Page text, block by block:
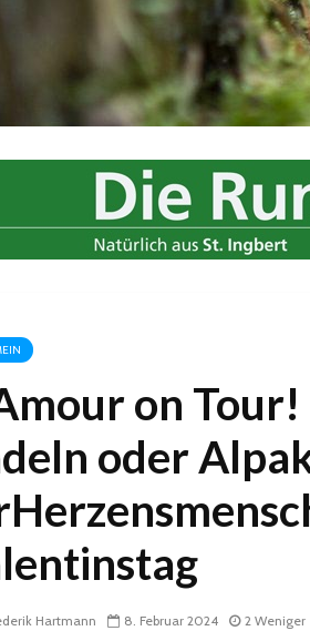
on
oder
Hartmann 8. Februar 2024 2 Weniger